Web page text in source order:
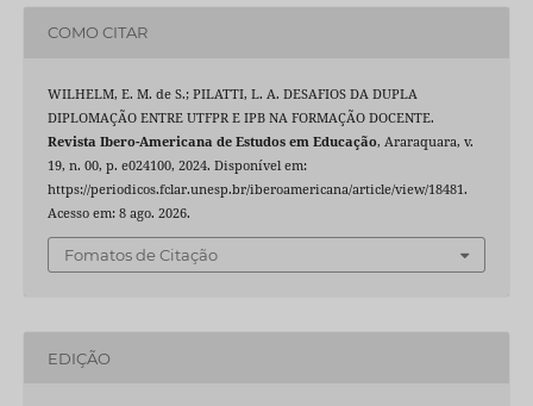
COMO CITAR
WILHELM, E. M. de S.; PILATTI, L. A. DESAFIOS DA DUPLA
DIPLOMAÇÃO ENTRE UTFPR E IPB NA FORMAÇÃO DOCENTE.
Revista Ibero-Americana de Estudos em Educação, Araraquara, v.
19, n. 00, p. e024100, 2024. Disponível em:
https://periodicos.fclar.unesp.br/iberoamericana/article/view/18481.
Acesso em: 8 ago. 2026.
Fomatos de Citação
EDIÇÃO